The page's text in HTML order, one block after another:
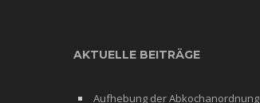
AKTUELLE BEITRÄGE
Aufhebung der Abkochanordnung